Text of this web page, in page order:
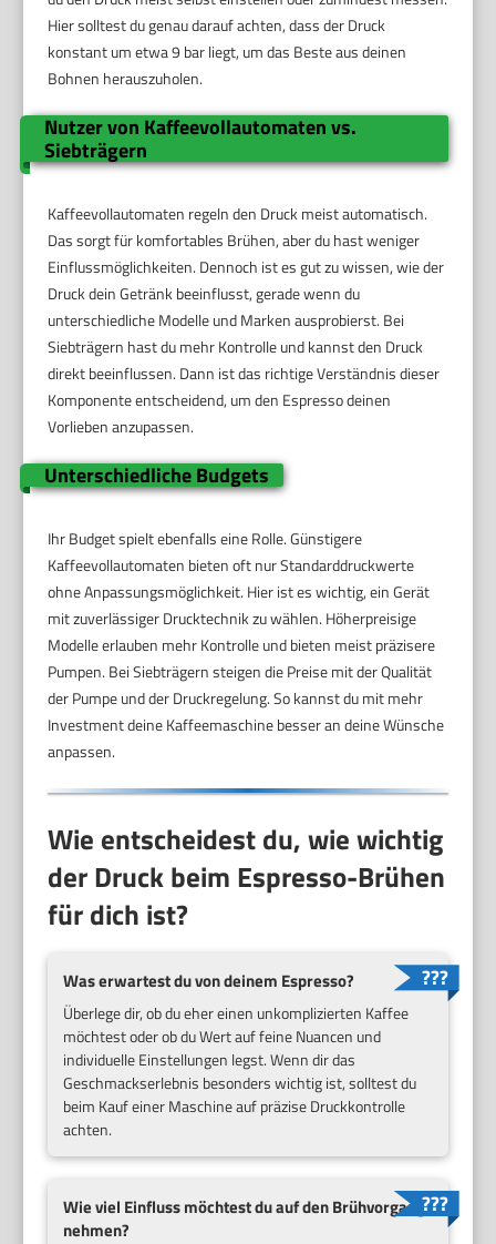
Hier solltest du genau darauf achten, dass der Druck
konstant um etwa 9 bar liegt, um das Beste aus deinen
Bohnen herauszuholen.
Nutzer von Kaffeevollautomaten vs.
Siebträgern
Kaffeevollautomaten regeln den Druck meist automatisch.
Das sorgt für komfortables Brühen, aber du hast weniger
Einflussmöglichkeiten. Dennoch ist es gut zu wissen, wie der
Druck dein Getränk beeinflusst, gerade wenn du
unterschiedliche Modelle und Marken ausprobierst. Bei
Siebträgern hast du mehr Kontrolle und kannst den Druck
direkt beeinflussen. Dann ist das richtige Verständnis dieser
Komponente entscheidend, um den Espresso deinen
Vorlieben anzupassen.
Unterschiedliche Budgets
Ihr Budget spielt ebenfalls eine Rolle. Günstigere
Kaffeevollautomaten bieten oft nur Standarddruckwerte
ohne Anpassungsmöglichkeit. Hier ist es wichtig, ein Gerät
mit zuverlässiger Drucktechnik zu wählen. Höherpreisige
Modelle erlauben mehr Kontrolle und bieten meist präzisere
Pumpen. Bei Siebträgern steigen die Preise mit der Qualität
der Pumpe und der Druckregelung. So kannst du mit mehr
Investment deine Kaffeemaschine besser an deine Wünsche
anpassen.
Wie entscheidest du, wie wichtig
der Druck beim Espresso-Brühen
für dich ist?
Was erwartest du von deinem Espresso?
Überlege dir, ob du eher einen unkomplizierten Kaffee
möchtest oder ob du Wert auf feine Nuancen und
individuelle Einstellungen legst. Wenn dir das
Geschmackserlebnis besonders wichtig ist, solltest du
beim Kauf einer Maschine auf präzise Druckkontrolle
achten.
Wie viel Einfluss möchtest du auf den Brühvorgang
nehmen?